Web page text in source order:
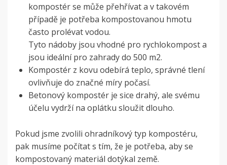
kompostér se může přehřívat a v takovém
případě je potřeba kompostovanou hmotu
často prolévat vodou.
Tyto nádoby jsou vhodné pro rychlokompost a
jsou ideální pro zahrady do 500 m2.
Kompostér z kovu odebírá teplo, správné tlení
ovlivňuje do značné míry počasí.
Betonový kompostér je sice drahý, ale svému
účelu vydrží na oplátku sloužit dlouho.
Pokud jsme zvolili ohradníkový typ kompostéru,
pak musíme počítat s tím, že je potřeba, aby se
kompostovaný materiál dotýkal země.